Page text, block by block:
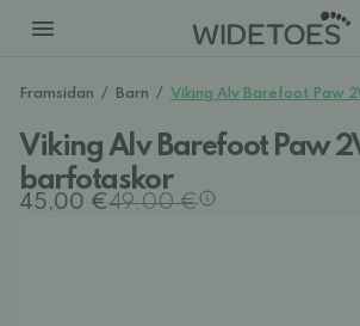
Framsidan / Barn / Viking Alv Barefoot Paw
Viking Alv Barefoot Paw
barfotaskor
45,00 €49,00 €